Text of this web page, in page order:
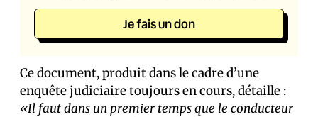
Je fais un don
Ce document, produit dans le cadre d’une
enquête judiciaire toujours en cours, détaille :
«Il faut dans un premier temps que le conducteur